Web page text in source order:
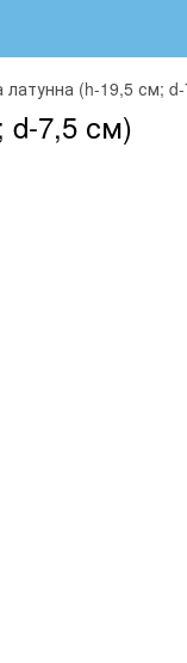
латунна (h-19,5 см;
d-7,5 см)